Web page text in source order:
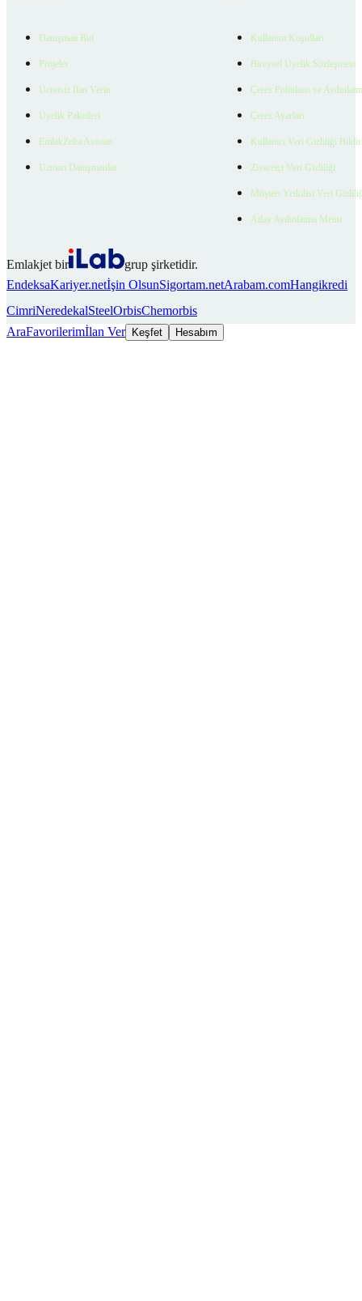
Danışman Bul
Projeler
Ücretsiz İlan Verin
Üyelik Paketleri
EmlakZeka Asistan
Uzman Danışmanlar
Kullanım Koşulları
Bireysel Üyelik Sözleşmesi
Çerez Politikası ve
Çerez Ayarları
Kullanıcı Veri Gizliliği
Ziyaretçi Veri Gizliliği
Müşteri Yetkilisi Veri
Aday Aydınlatma Metni
Emlakjet bir
grup şirketidir.
EndeksaKariyer.netİşin OlsunSigortam.netArabam.comHangikredi
CimriNeredekalSteelOrbisChemorbis
AraFavorilerimİlan Ver Keşfet Hesabım